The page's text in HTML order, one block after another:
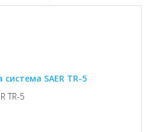
SAER TR-5
TR-5